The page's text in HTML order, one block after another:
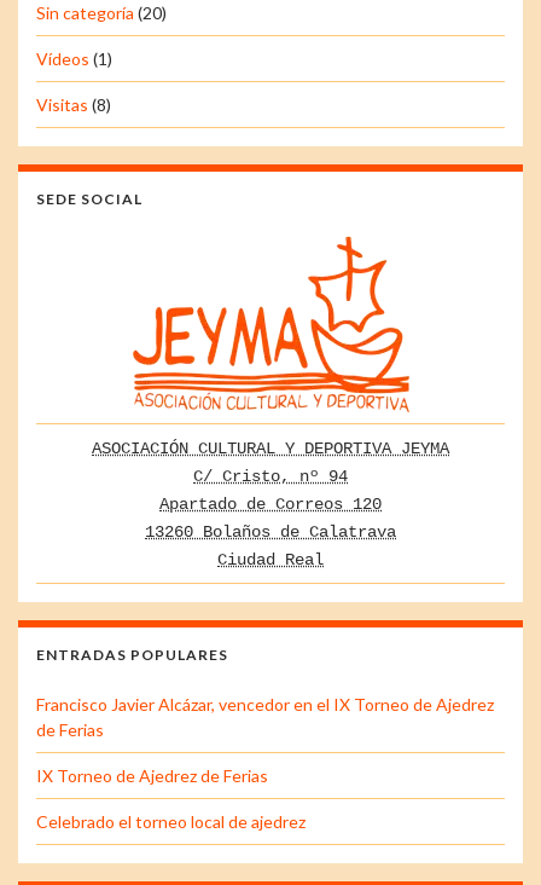
Sin categoría (20)
Vídeos (1)
Visitas (8)
SEDE SOCIAL
ASOCIACIÓN CULTURAL Y DEPORTIVA JEYMA
C/ Cristo, nº 94
Apartado de Correos 120
13260 Bolaños de Calatrava
Ciudad Real
ENTRADAS POPULARES
Francisco Javier Alcázar, vencedor en el IX Torneo de Ajedrez
de Ferias
IX Torneo de Ajedrez de Ferias
Celebrado el torneo local de ajedrez